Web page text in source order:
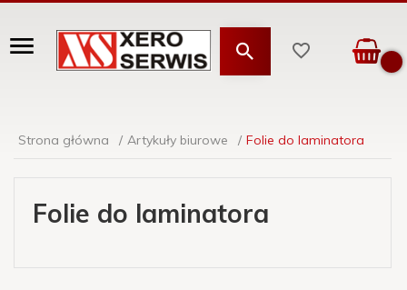
Strona główna Artykuły biurowe Folie do laminatora
Folie do laminatora